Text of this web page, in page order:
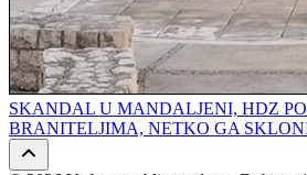
SKANDAL U MANDALJENI, HDZ
BRANITELJIMA, NETKO GA